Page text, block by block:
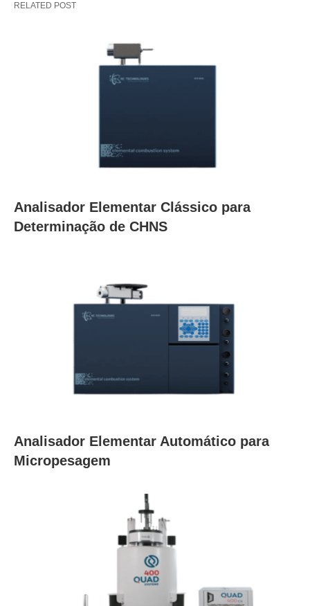
RELATED POST
Analisador Elementar Clássico para
Determinação de CHNS
Analisador Elementar Automático para
Micropesagem